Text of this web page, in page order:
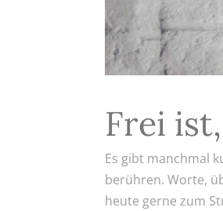
Frei
Es gibt manchmal
berühren. Worte,
heute gerne zum